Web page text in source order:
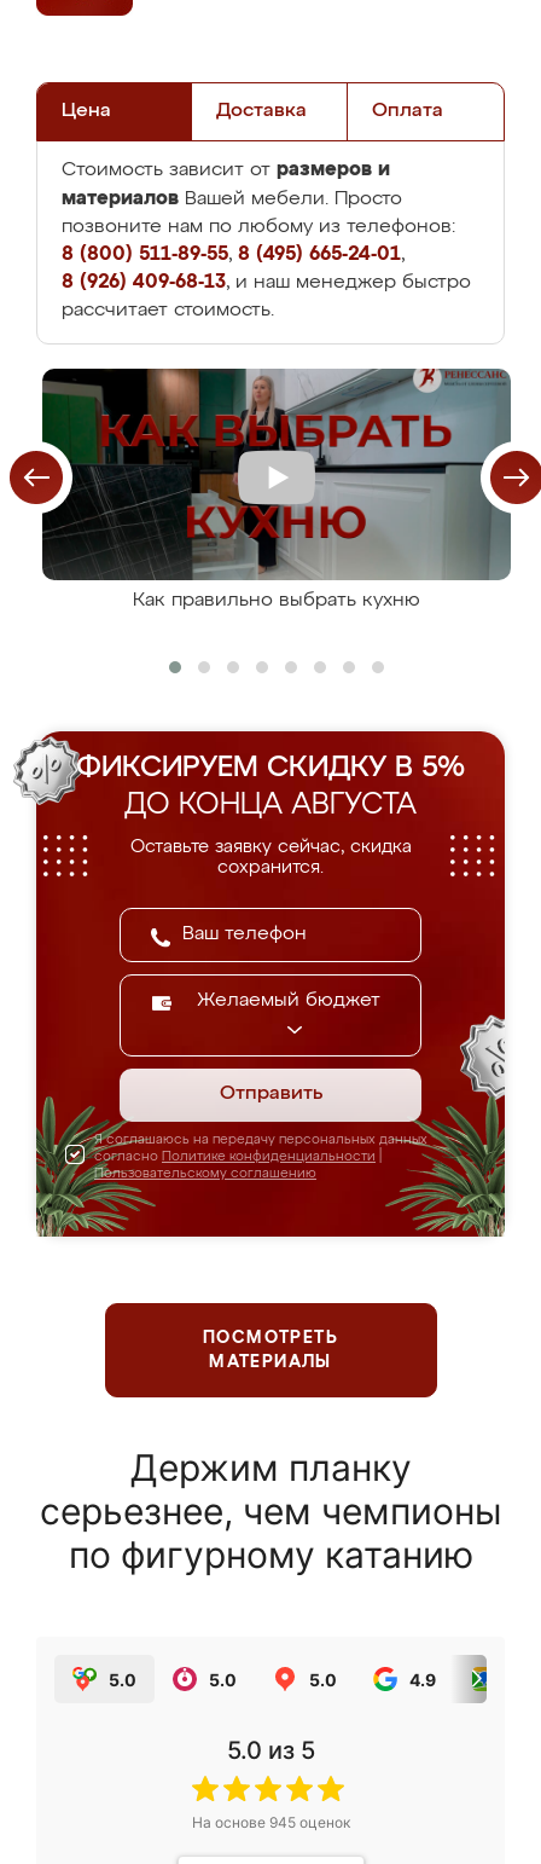
Цена Доставка Оплата
Стоимость зависит от размеров и
материалов Вашей мебели. Просто
позвоните нам по любому из телефонов:
8 (800) 511-89-55, 8 (495) 665-24-01,
8 (926) 409-68-13, и наш менеджер быстро
рассчитает стоимость.
Как правильно выбрать кухню
ФИКСИРУЕМ СКИДКУ В 5%
ДО КОНЦА АВГУСТА
Оставьте заявку сейчас, скидка
сохранится.
Желаемый бюджет
Отправить
Я соглашаюсь на передачу персональных данных
согласно Политике конфиденциальности
Пользовательскому соглашению
ПОСМОТРЕТЬ
МАТЕРИАЛЫ
Держим планку
серьезнее, чем чемпионы
по фигурному катанию
5.0 5.0 5.0 4.9
5.0 из 5
На основе 945оценок